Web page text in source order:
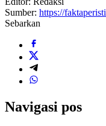
Sumber: https://
Sebarkan
Navigasi pos